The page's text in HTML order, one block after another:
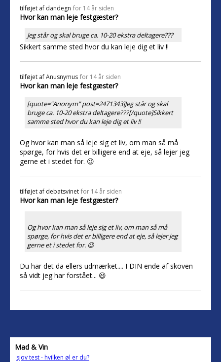
tilføjet af dandegn for 14 år siden
Hvor kan man leje festgæster?
Jeg står og skal bruge ca. 10-20 ekstra deltagere???
Sikkert samme sted hvor du kan leje dig et liv !!
tilføjet afAnusnymus for 14 år siden
Hvor kan man leje festgæster?
[quote="Anonym" post=2471343]Jeg står og skal
bruge ca. 10-20 ekstra deltagere???[/quote]Sikkert
samme sted hvor du kan leje dig et liv !!
Og hvor kan man så leje sig et liv, om man så må
spørge, for hvis det er billigere end at eje, så lejer jeg
gerne et i stedet for. 😉
tilføjet af debatsvinet for 14 år siden
Hvor kan man leje festgæster?
Og hvor kan man så leje sig et liv, om man så må
spørge, for hvis det er billigere end at eje, så lejer jeg
gerne et i stedet for. 😉
Du har det da ellers udmærket.... I DIN ende af skoven
så vidt jeg har forstået... 😃
Mad & Vin
sjov test - hvilken øl er du?